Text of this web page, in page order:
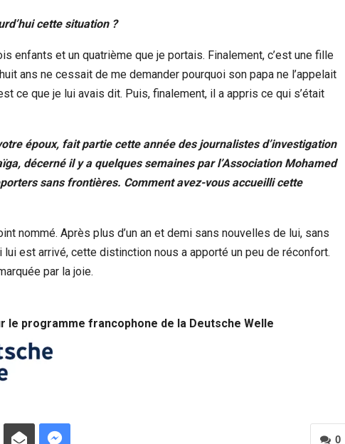
cette situation ?
enfants et un quatrième que je portais. Finalement, c’est une fille
ans ne cessait de me demander pourquoi son papa ne l’appelait
ce que je lui avais dit. Puis, finalement, il a appris ce qui s’était
époux, fait partie cette année des journalistes d’investigation
décerné il y a quelques semaines par l’Association Mohamed
sans frontières. Comment avez-vous accueilli cette
nommé. Après plus d’un an et demi sans nouvelles de lui, sans
est arrivé, cette distinction nous a apporté un peu de réconfort.
par la joie.
le programme francophone de la Deutsche Welle
0